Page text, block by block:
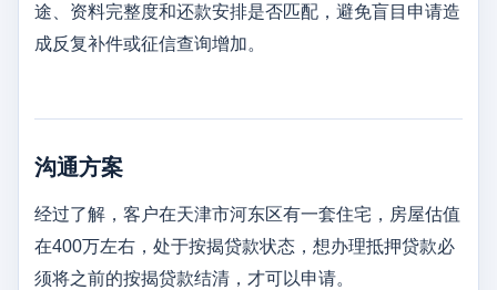
途、资料完整度和还款安排是否匹配，避免盲目申请造
成反复补件或征信查询增加。
沟通方案
经过了解，客户在天津市河东区有一套住宅，房屋估值
在400万左右，处于按揭贷款状态，想办理抵押贷款必
须将之前的按揭贷款结清，才可以申请。